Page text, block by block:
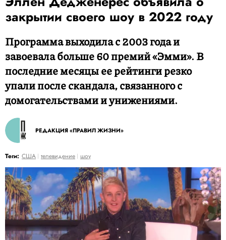
закрытии своего шоу в 2022 году
Программа выходила с 2003 года и
завоевала больше 60 премий «Эмми». В
последние месяцы ее рейтинги резко
упали после скандала, связанного с
домогательствами и унижениями.
РЕДАКЦИЯ «ПРАВИЛ ЖИЗНИ»
Теги: США телевидение шоу